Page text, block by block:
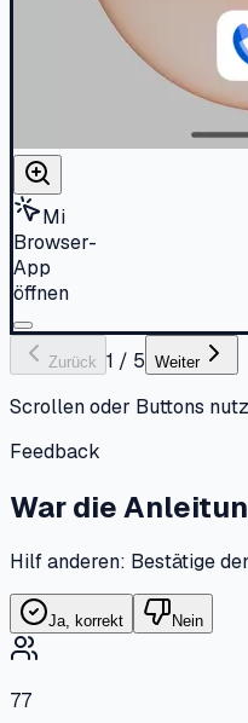
Mi
Browser-
App
öffnen
Zurück 1 / 5 Weiter
Scrollen oder Buttons
Feedback
War die
Hilf anderen: Bestätige
Ja, korrekt Nein
77